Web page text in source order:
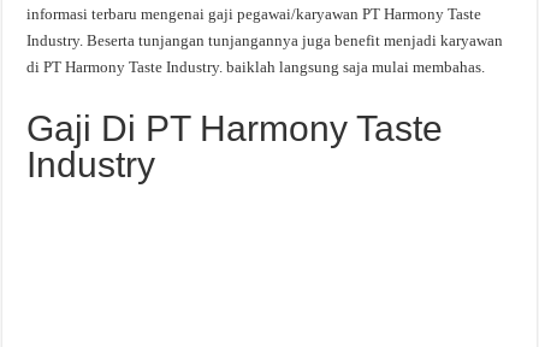
informasi terbaru mengenai gaji pegawai/karyawan PT Harmony Taste
Industry. Beserta tunjangan tunjangannya juga benefit menjadi karyawan
di PT Harmony Taste Industry. baiklah langsung saja mulai membahas.
Gaji Di PT Harmony Taste
Industry